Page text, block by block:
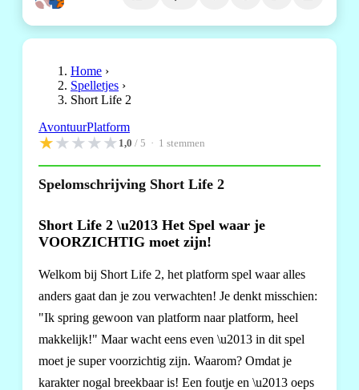
Home ›
Spelletjes ›
Short Life 2
AvontuurPlatform
★★★★★ 1,0 / 5 · 1 stemmen
Spelomschrijving Short Life 2
Short Life 2 \u2013 Het Spel waar je
VOORZICHTIG moet zijn!
Welkom bij Short Life 2, het platform spel waar alles
anders gaat dan je zou verwachten! Je denkt misschien:
"Ik spring gewoon van platform naar platform, heel
makkelijk!" Maar wacht eens even \u2013 in dit spel
moet je super voorzichtig zijn. Waarom? Omdat je
karakter nogal breekbaar is! Een foutje en \u2013 oeps